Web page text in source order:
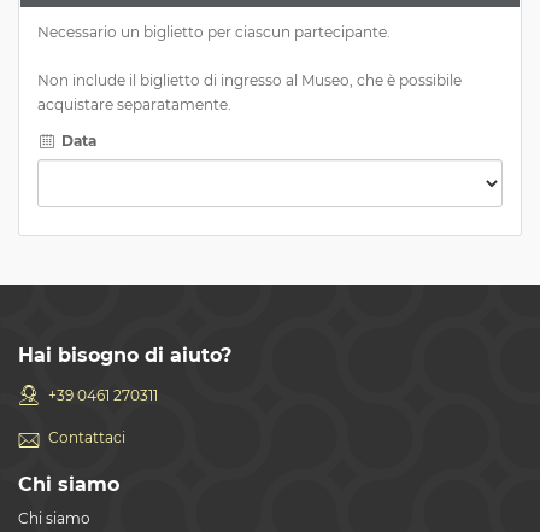
Necessario un biglietto per ciascun partecipante.
Non include il biglietto di ingresso al Museo, che è possibile
acquistare separatamente.
Data
Hai bisogno di aiuto?
+39 0461 270311
Contattaci
Chi siamo
Chi siamo